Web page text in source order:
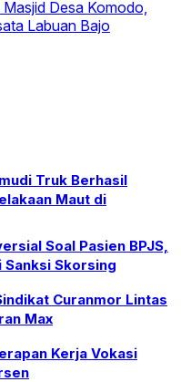
Truk Berhasil
Maut di
Soal Pasien BPJS,
Sanksi Skorsing
Curanmor Lintas
Max
Kerja Vokasi